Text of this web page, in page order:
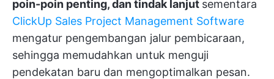
poin-poin penting, dan tindak lanjut sementara
ClickUp Sales Project Management Software
mengatur pengembangan jalur pembicaraan,
sehingga memudahkan untuk menguji
pendekatan baru dan mengoptimalkan pesan.